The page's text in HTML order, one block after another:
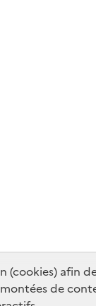
(cookies) afin
de